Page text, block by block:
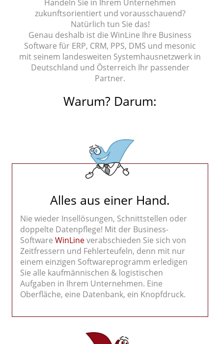
Handeln Sie in Ihrem Unternehmen
zukunftsorientiert und vorausschauend?
Natürlich tun Sie das!
Genau deshalb ist die WinLine Ihre Business
Software für ERP, CRM, PPS, DMS und mesonic
mit seinem landesweiten Systemhausnetzwerk in
Deutschland und Österreich Ihr passender
Partner.
Warum? Darum:
Alles aus einer Hand.
Nie wieder Insellösungen, Schnittstellen oder
doppelte Datenpflege! Mit der Business-
Software WinLineverabschieden Sie sich von
Zeitfressern und Fehlerteufeln, denn mit nur
einem einzigen Softwareprogramm erledigen
Sie alle kaufmännischen & logistischen
Aufgaben in Ihrem Unternehmen. Eine
Oberfläche, eine Datenbank, ein Knopfdruck.